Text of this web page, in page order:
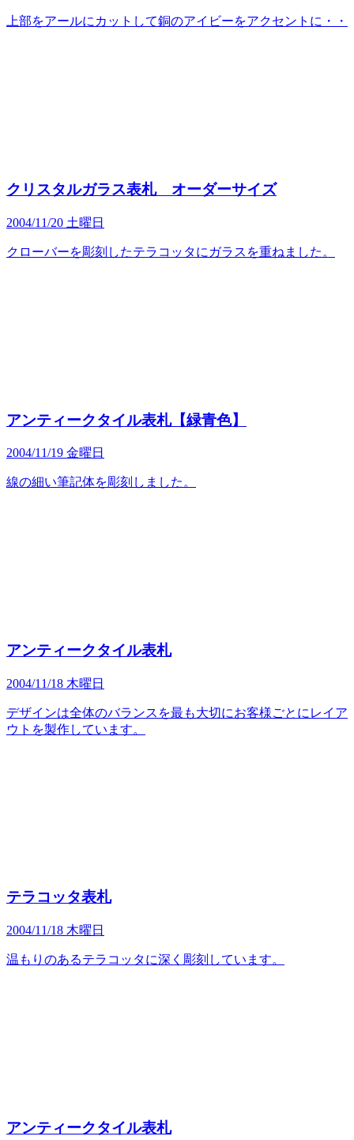
上部をアールにカットして銅のアイビーをアクセントに・・
クリスタルガラス表札 オーダーサイズ
2004/11/20 土曜日
クローバーを彫刻したテラコッタにガラスを重ねました。
アンティークタイル表札【緑青色】
2004/11/19 金曜日
線の細い筆記体を彫刻しました。
アンティークタイル表札
2004/11/18 木曜日
デザインは全体のバランスを最も大切にお客様ごとにレイア
ウトを製作しています。
テラコッタ表札
2004/11/18 木曜日
温もりのあるテラコッタに深く彫刻しています。
アンティークタイル表札